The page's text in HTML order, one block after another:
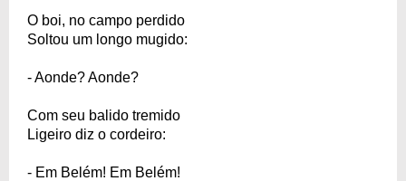
O boi, no campo perdido
Soltou um longo mugido:
- Aonde? Aonde?
Com seu balido tremido
Ligeiro diz o cordeiro:
- Em Belém! Em Belém!